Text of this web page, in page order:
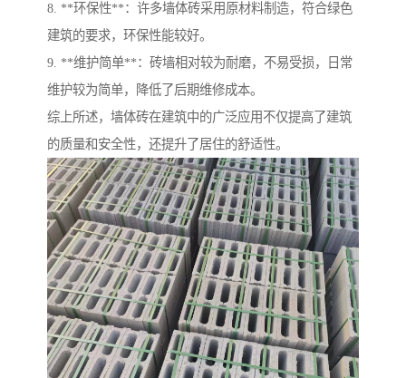
8. **环保性**：许多墙体砖采用原材料制造，符合绿色
建筑的要求，环保性能较好。
9. **维护简单**：砖墙相对较为耐磨，不易受损，日常
维护较为简单，降低了后期维修成本。
综上所述，墙体砖在建筑中的广泛应用不仅提高了建筑
的质量和安全性，还提升了居住的舒适性。